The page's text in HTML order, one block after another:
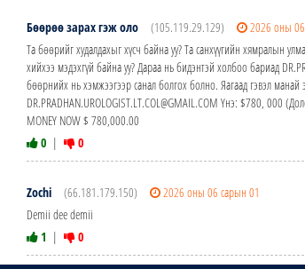
Бөөрөө зарах гэж оло (105.119.29.129)
2026 оны
Та бөөрийг худалдахыг хүсч байна уу? Та санхүүгийн хямралын
хийхээ мэдэхгүй байна уу? Дараа нь бидэнтэй холбоо бариад
бөөрнийх нь хэмжээгээр санал болгох болно. Яагаад гэвэл
DR.PRADHAN.UROLOGIST.LT.COL@GMAIL.COM Yнэ: $780, 000
MONEY NOW $ 780,000.00
0 | 0
Zochi (66.181.179.150)
2026 оны 06 сарын 01
Demii dee demii
1 | 0